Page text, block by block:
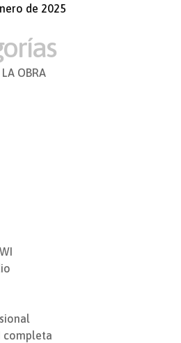
de 2025
OBRA
completa